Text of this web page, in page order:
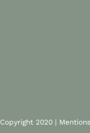
Copyright 2020 |